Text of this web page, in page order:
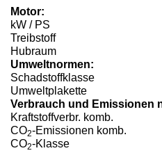
Motor:
kW / PS
Treibstoff
Hubraum
Umweltnormen:
Schadstoffklasse
Umweltplakette
Verbrauch und Emissionen
Kraftstoffverbr. komb.
CO2-Emissionen komb.
CO2-Klasse